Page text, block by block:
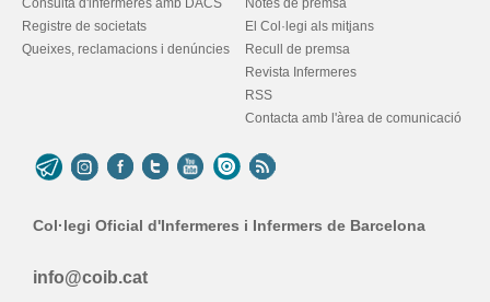
Consulta d'infermeres amb DACS
Registre de societats
Queixes, reclamacions i denúncies
Notes de premsa
El Col·legi als mitjans
Recull de premsa
Revista Infermeres
RSS
Contacta amb l'àrea de comunicació
Col·legi Oficial d'Infermeres i Infermers de Barcelona
info@coib.cat